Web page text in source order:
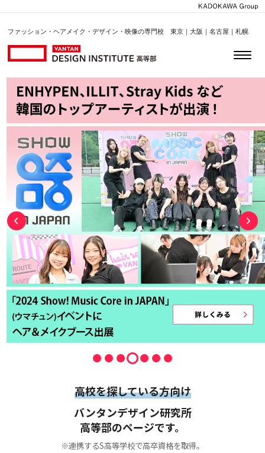
ファッション・ヘアメイク・デザイン・映像の専門校 東京｜大阪｜名古屋｜札幌
高校を探している方向け
バンタンデザイン研究所
高等部のページです。
※連携するS高等学校で高卒資格を取得。